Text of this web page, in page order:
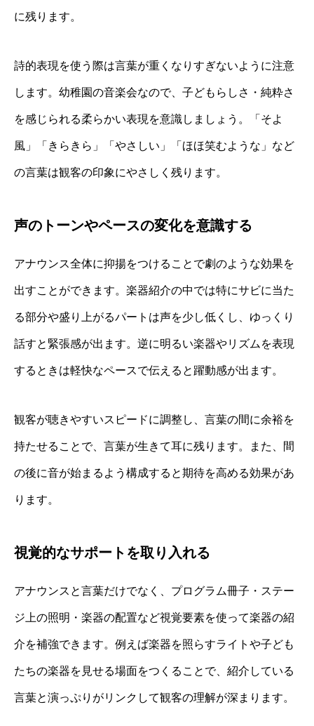
に残ります。
詩的表現を使う際は言葉が重くなりすぎないように注意
します。幼稚園の音楽会なので、子どもらしさ・純粋さ
を感じられる柔らかい表現を意識しましょう。「そよ
風」「きらきら」「やさしい」「ほほ笑むような」など
の言葉は観客の印象にやさしく残ります。
声のトーンやペースの変化を意識する
アナウンス全体に抑揚をつけることで劇のような効果を
出すことができます。楽器紹介の中では特にサビに当た
る部分や盛り上がるパートは声を少し低くし、ゆっくり
話すと緊張感が出ます。逆に明るい楽器やリズムを表現
するときは軽快なペースで伝えると躍動感が出ます。
観客が聴きやすいスピードに調整し、言葉の間に余裕を
持たせることで、言葉が生きて耳に残ります。また、間
の後に音が始まるよう構成すると期待を高める効果があ
ります。
視覚的なサポートを取り入れる
アナウンスと言葉だけでなく、プログラム冊子・ステー
ジ上の照明・楽器の配置など視覚要素を使って楽器の紹
介を補強できます。例えば楽器を照らすライトや子ども
たちの楽器を見せる場面をつくることで、紹介している
言葉と演っぷりがリンクして観客の理解が深まります。